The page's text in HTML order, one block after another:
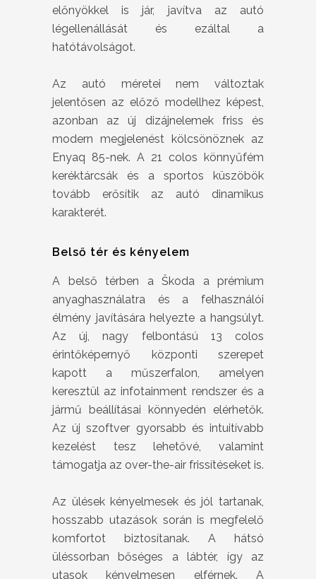
előnyökkel is jár, javítva az autó
légellenállását és ezáltal a
hatótávolságot.
Az autó méretei nem változtak
jelentősen az előző modellhez képest,
azonban az új dizájnelemek friss és
modern megjelenést kölcsönöznek az
Enyaq 85-nek. A 21 colos könnyűfém
keréktárcsák és a sportos küszöbök
tovább erősítik az autó dinamikus
karakterét.
Belső tér és kényelem
A belső térben a Škoda a prémium
anyaghasználatra és a felhasználói
élmény javítására helyezte a hangsúlyt.
Az új, nagy felbontású 13 colos
érintőképernyő központi szerepet
kapott a műszerfalon, amelyen
keresztül az infotainment rendszer és a
jármű beállításai könnyedén elérhetők.
Az új szoftver gyorsabb és intuitívabb
kezelést tesz lehetővé, valamint
támogatja az over-the-air frissítéseket is.
Az ülések kényelmesek és jól tartanak,
hosszabb utazások során is megfelelő
komfortot biztosítanak. A hátsó
üléssorban bőséges a lábtér, így az
utasok kényelmesen elférnek. A